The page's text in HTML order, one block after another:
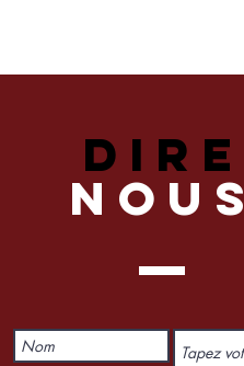
DIRE
NOUS